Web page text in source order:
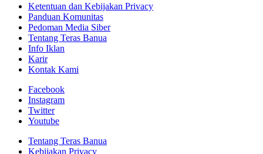
Ketentuan dan Kebijakan Privacy
Panduan Komunitas
Pedoman Media Siber
Tentang Teras Banua
Info Iklan
Karir
Kontak Kami
Facebook
Instagram
Twitter
Youtube
Tentang Teras Banua
Kebijakan Privacy